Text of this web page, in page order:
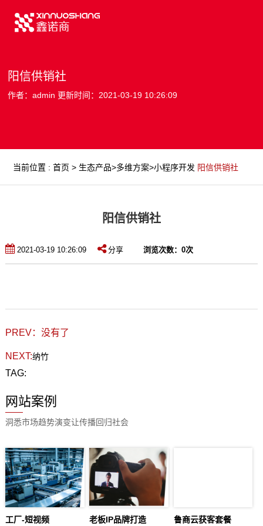
阳信供销社
作者：admin 更新时间：2021-03-19 10:26:09
当前位置 :首页 > 生态产品>多维方案>小程序开发 阳信供销社
阳信供销社
2021-03-19 10:26:09 分享 浏览次数： 0次
PREV：没有了
NEXT:纳竹
TAG:
网站案例
洞悉市场趋势演变让传播回归社会
工厂-短视频 老板IP品牌打造 鲁商云获客套餐